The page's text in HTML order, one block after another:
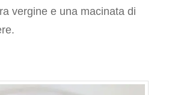
vergine e una macinata di